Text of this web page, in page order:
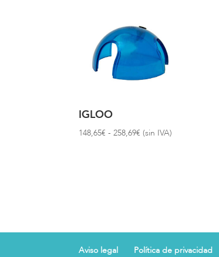
IGLOO
148,65€ - 258,69€ Rango
(sin IVA)
Aviso legal Política de privacidad